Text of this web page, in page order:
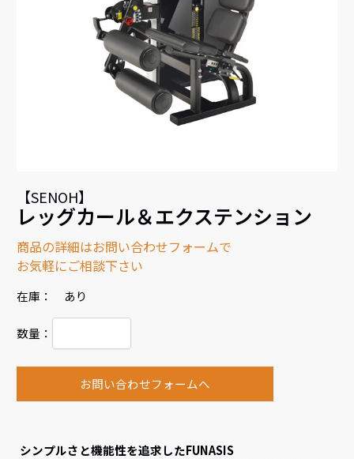
【SENOH】
レッグカール＆エクステンション
商品の詳細はお問い合わせフォームで
お気軽にご相談下さい
在庫： あり
数量：
お問い合わせフォームへ
シンプルさと機能性を追求したFUNASIS